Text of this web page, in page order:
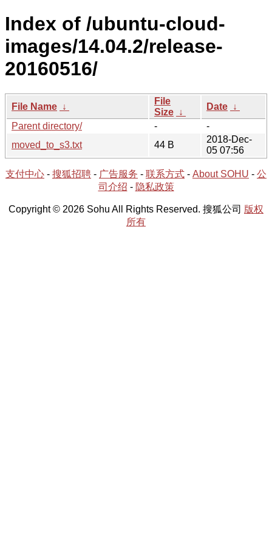
Index of /ubuntu-cloud-
images/14.04.2/release-
20160516/
File Name ↓
File
Size ↓
Date ↓
Parent directory/
-
-
moved_to_s3.txt
44 B
2018-Dec-
05 07:56
支付中心 - 搜狐招聘 - 广告服务 - 联系方式 - About SOHU - 公
司介绍 - 隐私政策
Copyright © 2026 Sohu All Rights Reserved. 搜狐公司 版权
所有